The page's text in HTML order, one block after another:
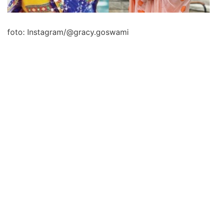
foto: Instagram/@gracy.goswami